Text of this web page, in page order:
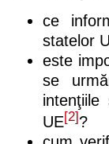
ce
statelor
este
se
UE[2]?